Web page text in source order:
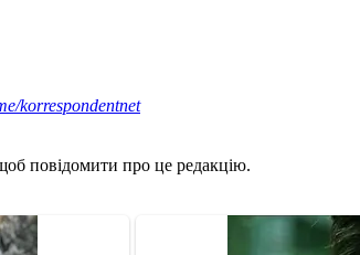
korrespondentnet
повідомити про це редакцію.